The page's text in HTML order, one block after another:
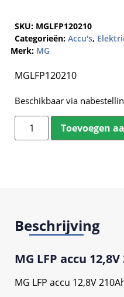
SKU: MGLFP120210
Categorieën: Accu's,
Merk: MG
MGLFP120210
Beschikbaar via
Toevoegen
Beschrijving
MG LFP accu
MG LFP accu 12,8V